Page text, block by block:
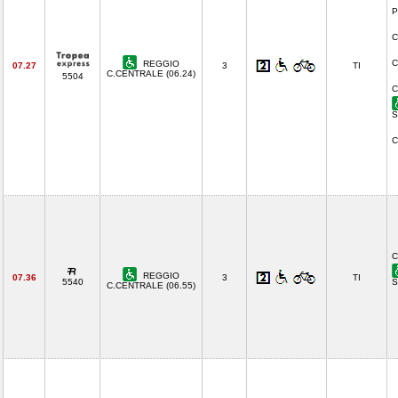
07.27
5504
REGGIO
C.CENTRALE (06.24)
3 TI
07.36 5540
REGGIO
C.CENTRALE (06.55)
3 TI